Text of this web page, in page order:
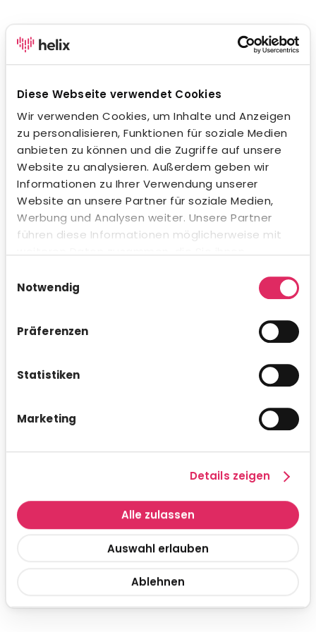
Diese Webseite verwendet Cookies
Wir verwenden Cookies, um Inhalte und Anzeigen
zu personalisieren, Funktionen für soziale Medien
anbieten zu können und die Zugriffe auf unsere
Website zu analysieren. Außerdem geben wir
Informationen zu Ihrer Verwendung unserer
Website an unsere Partner für soziale Medien,
Werbung und Analysen weiter. Unsere Partner
führen diese Informationen möglicherweise mit
weiteren Daten zusammen, die Sie ihnen
Nutzung der Dienste gesammelt haben.
Notwendig
Präferenzen
Statistiken
Marketing
Details zeigen
Alle zulassen
Auswahl erlauben
Ablehnen
Impressum
Anbieter
Impressum
Entwicklung
Perbility GmbH
Starkenfeldstraße 21
96050 Bamberg
Telefon: +49 951 408 331-00
Markus Steinberger, Daniela Ventura
Gerichtsstand Bamberg, Registergericht: Amtsgericht
Umsatzsteuer-Identifikationsnummer: DE265447389